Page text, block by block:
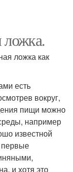
ложка.
ложка как
есть
вокруг,
пищи можно
например
известной
и хотя это